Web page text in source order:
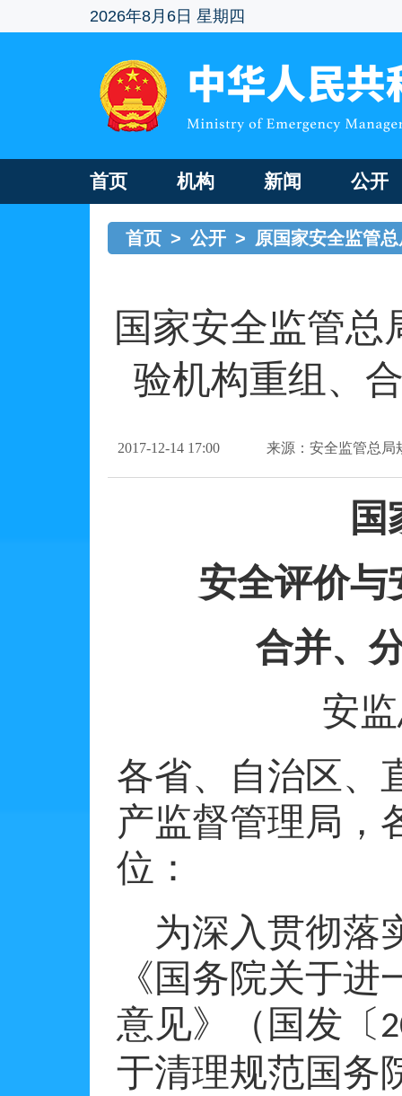
2026年8月6日 星期四
首页 机构 新闻 公开
首页 > 公开 > 原国家安全监管
国家安全监管
验机构重组、
2017-12-14 17:00 来源：安全监管总局
安全评价与
合并、
安
各省、自治区、
产监督管理局，
位：
为深入贯彻落
《国务院关于
意见》（国发〔
于清理规范国务